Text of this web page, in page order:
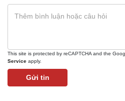
This site is protected by reCAPTCHA and the
Service apply.
Gửi tin